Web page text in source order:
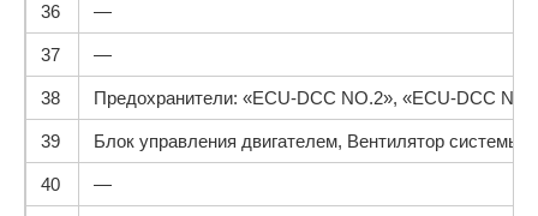
36 —
37 —
38 Предохранители: «ECU-DCC NO.2», «ECU-DCC
39 Блок управления двигателем, Вентилятор системы
40 —